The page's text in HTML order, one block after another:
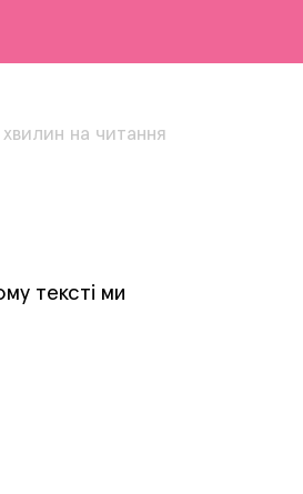
хвилин на читання
тексті ми